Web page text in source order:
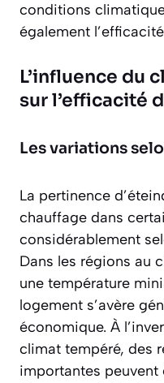
conditions
également
L’influence du
sur l’efficacité
Les variations
La pertinence
chauffage dans
considérablement
Dans les régions au
une température
logement s’avère
économique. À
climat tempéré, des
importantes peuvent